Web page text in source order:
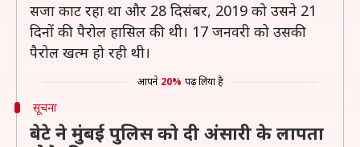
सजा काट रहा था और 28 दिसंबर, 2019 को उसने 21
दिनों की पैरोल हासिल की थी। 17 जनवरी को उसकी
पैरोल खत्म हो रही थी।
आपने 20% पढ़ लिया है
सूचना
बेटे ने मुंबई पुलिस को दी अंसारी के लापता